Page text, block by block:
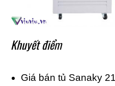
Khuyết điểm
Giá bán tủ Sanaky